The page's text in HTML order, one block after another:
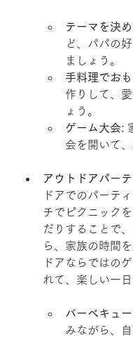
テーマを決
ど、パパの
ましょう。
手料理でお
作りして、
ょう。
ゲーム大会:
会を開いて
アウトドアパー
ドアでのパーテ
チでピクニック
だりすることで
ら、家族の時間
ドアならではの
れて、楽しい一
バーベキュ
みながら、